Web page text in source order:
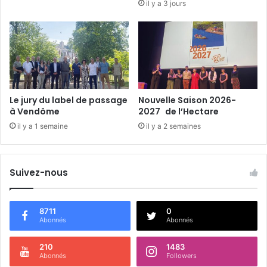
e
t
q
u
i
i
l
l
u
t
r
e
l
il y a 3 jours
Le jury du label de passage
à Vendôme
il y a 1 semaine
Nouvelle Saison 2026-
2027 de l’Hectare
il y a 2 semaines
Suivez-nous
8711
Abonnés
0
Abonnés
210
Abonnés
1483
Followers